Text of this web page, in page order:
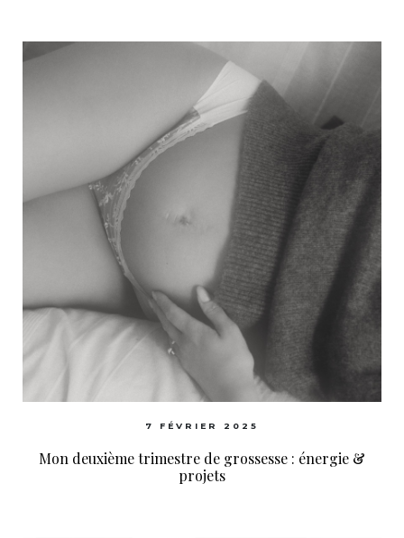
7 FÉVRIER 2025
Mon deuxième trimestre de grossesse : énergie &
projets